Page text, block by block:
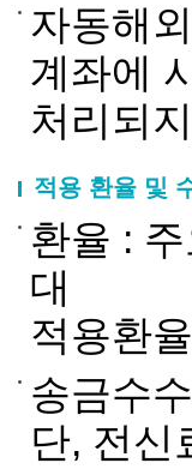
자동해
계좌에
처리되
적용 환율 및
환율 :
대
적용환
송금수
단, 전신